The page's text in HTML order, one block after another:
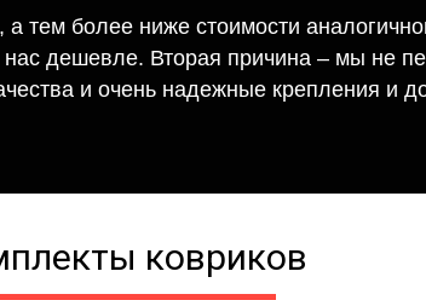
более ниже стоимости
нас дешевле. Вторая причина – мы не
и очень надежные крепления и
ковриков